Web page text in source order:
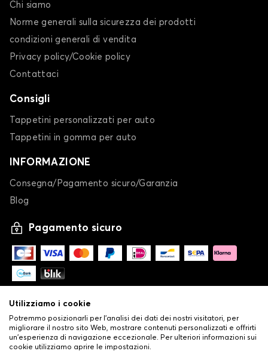
Chi siamo
Norme generali sulla sicurezza dei prodotti
condizioni generali di vendita
Privacy policy/Cookie policy
Contattaci
Consigli
Tappetini personalizzati per auto
Tappetini in gomma per auto
INFORMAZIONE
Consegna/Pagamento sicuro/Garanzia
Blog
Pagamento sicuro
Utilizziamo i cookie
Potremmo posizionarli per l'analisi dei dati dei nostri visitatori, per
migliorare il nostro sito Web, mostrare contenuti personalizzati e offrirti
un'esperienza di navigazione eccezionale. Per ulteriori informazioni sui
cookie utilizziamo aprire le impostazioni.